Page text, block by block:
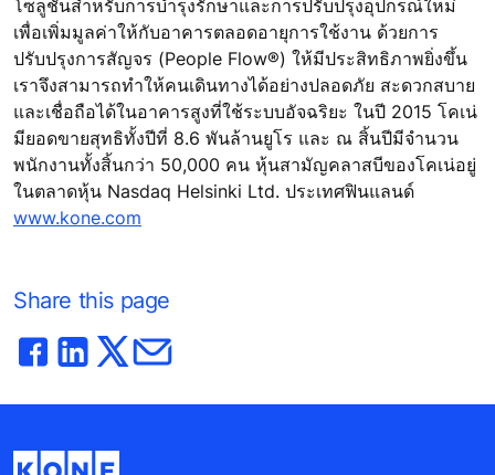
โซลูชั่นสำหรับการบำรุงรักษาและการปรับปรุงอุปกรณ์ใหม่
เพื่อเพิ่มมูลค่าให้กับอาคารตลอดอายุการใช้งาน ด้วยการ
ปรับปรุงการสัญจร (People Flow®) ให้มีประสิทธิภาพยิ่งขึ้น
เราจึงสามารถทำให้คนเดินทางได้อย่างปลอดภัย สะดวกสบาย
และเชื่อถือได้ในอาคารสูงที่ใช้ระบบอัจฉริยะ ในปี 2015 โคเน่
มียอดขายสุทธิทั้งปีที่ 8.6 พันล้านยูโร และ ณ สิ้นปีมีจำนวน
พนักงานทั้งสิ้นกว่า 50,000 คน หุ้นสามัญคลาสบีของโคเน่อยู่
ในตลาดหุ้น Nasdaq Helsinki Ltd. ประเทศฟินแลนด์
www.kone.com
Share this page